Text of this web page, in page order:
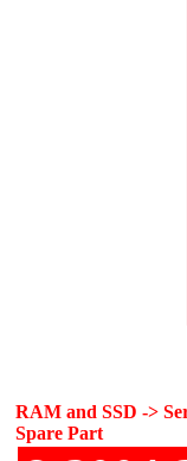
RAM and SSD ->
Spare Part